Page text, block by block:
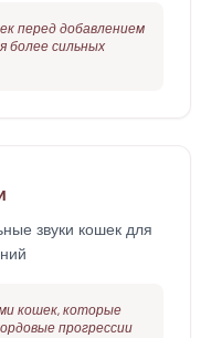
перед добавлением
более сильных
звуки кошек для
кошек, которые
прогрессии